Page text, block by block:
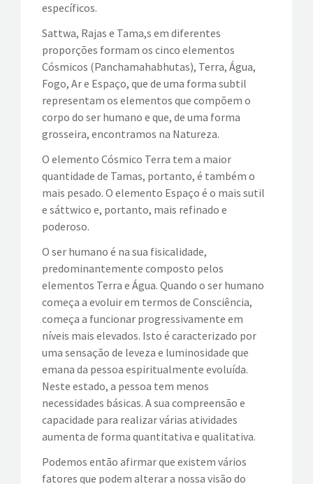
específicos.
Sattwa, Rajas e Tama,s em diferentes
proporções formam os cinco elementos
Cósmicos (Panchamahabhutas), Terra, Água,
Fogo, Ar e Espaço, que de uma forma subtil
representam os elementos que compõem o
corpo do ser humano e que, de uma forma
grosseira, encontramos na Natureza.
O elemento Cósmico Terra tem a maior
quantidade de Tamas, portanto, é também o
mais pesado. O elemento Espaço é o mais sutil
e sáttwico e, portanto, mais refinado e
poderoso.
O ser humano é na sua fisicalidade,
predominantemente composto pelos
elementos Terra e Água. Quando o ser humano
começa a evoluir em termos de Consciência,
começa a funcionar progressivamente em
níveis mais elevados. Isto é caracterizado por
uma sensação de leveza e luminosidade que
emana da pessoa espiritualmente evoluída.
Neste estado, a pessoa tem menos
necessidades básicas. A sua compreensão e
capacidade para realizar várias atividades
aumenta de forma quantitativa e qualitativa.
Podemos então afirmar que existem vários
fatores que podem alterar a nossa visão do